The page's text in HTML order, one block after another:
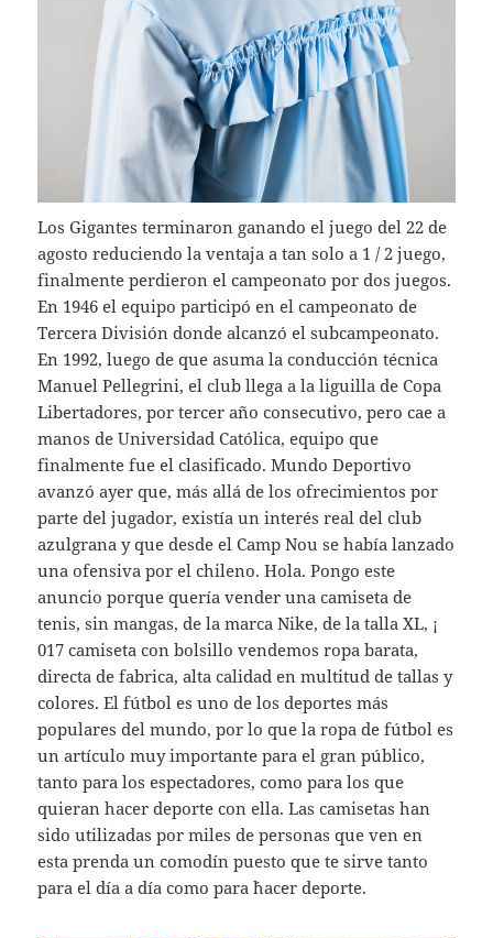
Los Gigantes terminaron ganando el juego del 22 de
agosto reduciendo la ventaja a tan solo a 1 / 2 juego,
finalmente perdieron el campeonato por dos juegos.
En 1946 el equipo participó en el campeonato de
Tercera División donde alcanzó el subcampeonato.
En 1992, luego de que asuma la conducción técnica
Manuel Pellegrini, el club llega a la liguilla de Copa
Libertadores, por tercer año consecutivo, pero cae a
manos de Universidad Católica, equipo que
finalmente fue el clasificado. Mundo Deportivo
avanzó ayer que, más allá de los ofrecimientos por
parte del jugador, existía un interés real del club
azulgrana y que desde el Camp Nou se había lanzado
una ofensiva por el chileno. Hola. Pongo este
anuncio porque quería vender una camiseta de
tenis, sin mangas, de la marca Nike, de la talla XL, ¡
017 camiseta con bolsillo vendemos ropa barata,
directa de fabrica, alta calidad en multitud de tallas y
colores. El fútbol es uno de los deportes más
populares del mundo, por lo que la ropa de fútbol es
un artículo muy importante para el gran público,
tanto para los espectadores, como para los que
quieran hacer deporte con ella. Las camisetas han
sido utilizadas por miles de personas que ven en
esta prenda un comodín puesto que te sirve tanto
para el día a día como para ´hacer deporte.